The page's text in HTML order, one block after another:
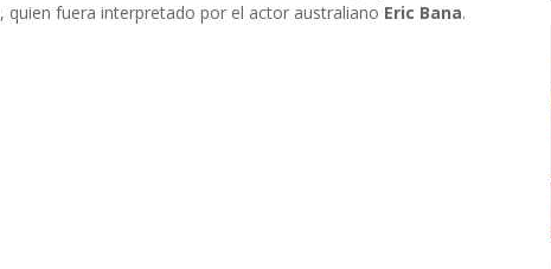
, quien fuera interpretado por el actor australiano Eric Bana.